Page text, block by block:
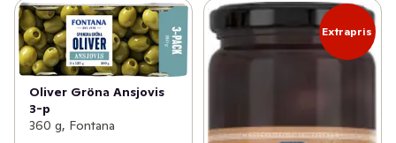
Oliver Gröna Ansjovis
3-p
360 g, Fontana
Extrapris